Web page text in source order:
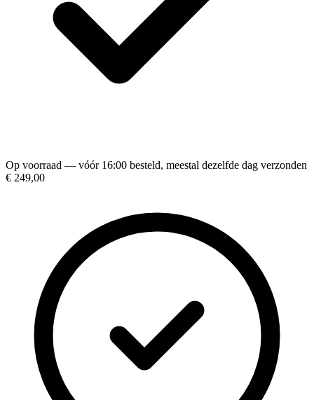
Op voorraad — vóór 16:00 besteld, meestal dezelfde dag verzonden
€ 249,00